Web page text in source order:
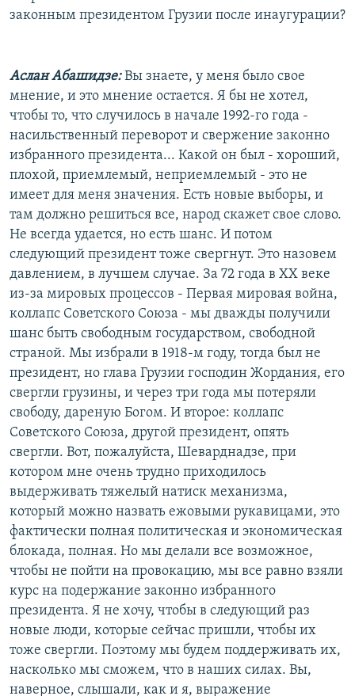
законным президентом Грузии после инаугурации?
Аслан Абашидзе:Вы знаете, у меня было свое
мнение, и это мнение остается. Я бы не хотел,
чтобы то, что случилось в начале 1992-го года -
насильственный переворот и свержение законно
избранного президента... Какой он был - хороший,
плохой, приемлемый, неприемлемый - это не
имеет для меня значения. Есть новые выборы, и
там должно решиться все, народ скажет свое слово.
Не всегда удается, но есть шанс. И потом
следующий президент тоже свергнут. Это назовем
давлением, в лучшем случае. За 72 года в ХХ веке
из-за мировых процессов - Первая мировая война,
коллапс Советского Союза - мы дважды получили
шанс быть свободным государством, свободной
страной. Мы избрали в 1918-м году, тогда был не
президент, но глава Грузии господин Жордания, его
свергли грузины, и через три года мы потеряли
свободу, дареную Богом. И второе: коллапс
Советского Союза, другой президент, опять
свергли. Вот, пожалуйста, Шеварднадзе, при
котором мне очень трудно приходилось
выдерживать тяжелый натиск механизма,
который можно назвать ежовыми рукавицами, это
фактически полная политическая и экономическая
блокада, полная. Но мы делали все возможное,
чтобы не пойти на провокацию, мы все равно взяли
курс на подержание законно избранного
президента. Я не хочу, чтобы в следующий раз
новые люди, которые сейчас пришли, чтобы их
тоже свергли. Поэтому мы будем поддерживать их,
насколько мы сможем, что в наших силах. Вы,
наверное, слышали, как и я, выражение